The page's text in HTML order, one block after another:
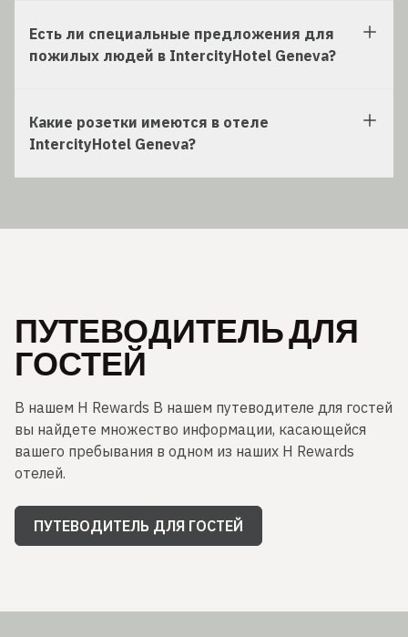
Есть ли специальные предложения для
пожилых людей в IntercityHotel Geneva?
Какие розетки имеются в отеле
IntercityHotel Geneva?
ПУТЕВОДИТЕЛЬ ДЛЯ
ГОСТЕЙ
В нашем H Rewards В нашем путеводителе для гостей
вы найдете множество информации, касающейся
вашего пребывания в одном из наших H Rewards
отелей.
ПУТЕВОДИТЕЛЬ ДЛЯ ГОСТЕЙ